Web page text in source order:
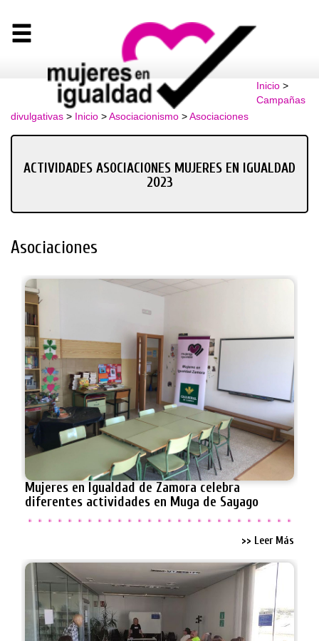
Inicio>
Campañas
divulgativas > Inicio >Asociacionismo >Asociaciones
ACTIVIDADES ASOCIACIONES MUJERES EN IGUALDAD
2023
Asociaciones
Mujeres en Igualdad de Zamora celebra
diferentes actividades en Muga de Sayago
>> Leer Más